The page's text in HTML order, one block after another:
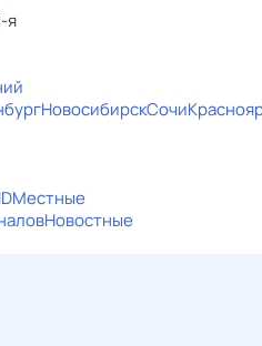
я
НовосибирскСочи
Местные
Новостные